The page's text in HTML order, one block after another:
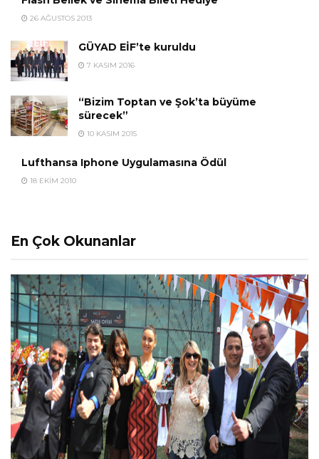
26 AĞUSTOS 2013
GÜYAD EİF’te kuruldu
7 KASIM 2016
“Bizim Toptan ve Şok’ta büyüme
sürecek”
10 KASIM 2015
Lufthansa Iphone Uygulamasına Ödül
18 EKIM 2010
En Çok Okunanlar